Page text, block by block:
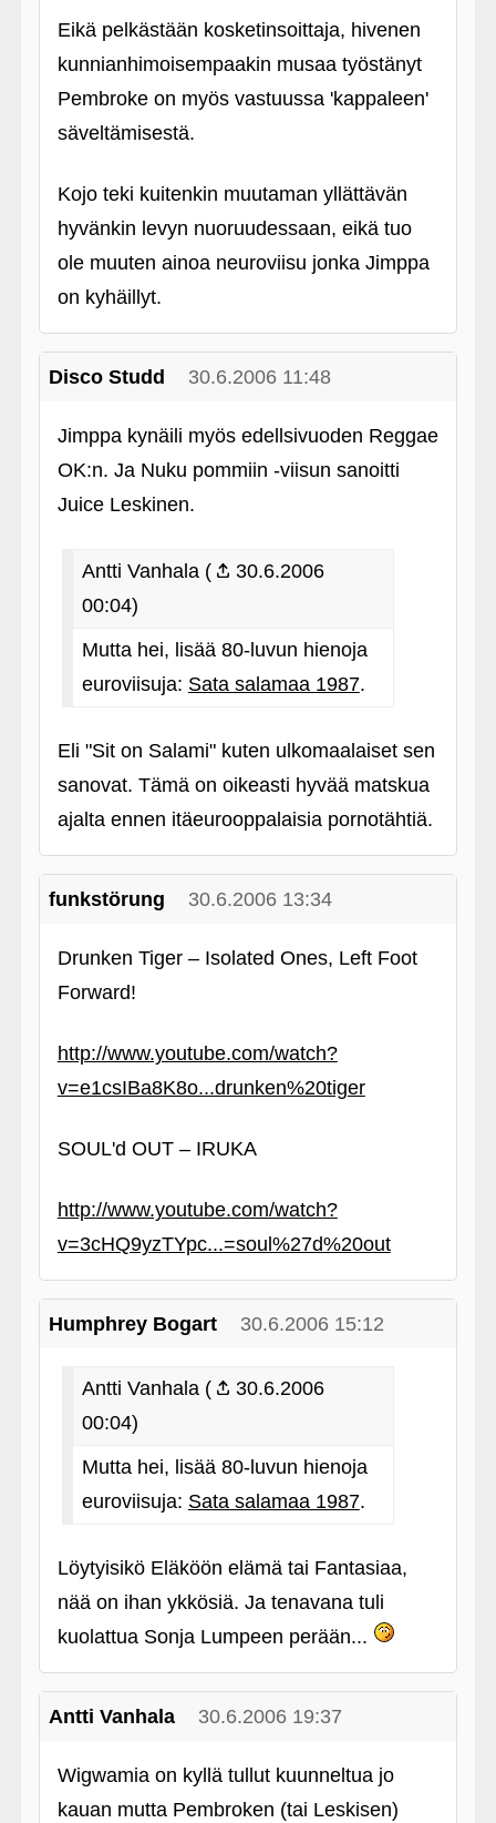
Eikä pelkästään kosketinsoittaja, hivenen
kunnianhimoisempaakin musaa työstänyt
Pembroke on myös vastuussa 'kappaleen'
säveltämisestä.
Kojo teki kuitenkin muutaman yllättävän
hyvänkin levyn nuoruudessaan, eikä tuo
ole muuten ainoa neuroviisu jonka Jimppa
on kyhäillyt.
Disco Studd 30.6.2006 11:48
Jimppa kynäili myös edellsivuoden Reggae
OK:n. Ja Nuku pommiin ‑viisun sanoitti
Juice Leskinen.
Antti Vanhala (
30.6.2006
00:04)
Mutta hei, lisää 80-luvun hienoja
euroviisuja: Sata salamaa 1987.
Eli "Sit on Salami" kuten ulkomaalaiset sen
sanovat. Tämä on oikeasti hyvää matskua
ajalta ennen itäeurooppalaisia pornotähtiä.
funkstörung 30.6.2006 13:34
Drunken Tiger – Isolated Ones, Left Foot
Forward!
http://www.youtube.com/watch?
v=e1csIBa8K8o...drunken%20tiger
SOUL'd OUT – IRUKA
http://www.youtube.com/watch?
v=3cHQ9yzTYpc...=soul%27d%20out
Humphrey Bogart 30.6.2006 15:12
Antti Vanhala (
30.6.2006
00:04)
Mutta hei, lisää 80-luvun hienoja
euroviisuja: Sata salamaa 1987.
Löytyisikö Eläköön elämä tai Fantasiaa,
nää on ihan ykkösiä. Ja tenavana tuli
kuolattua Sonja Lumpeen perään...
Antti Vanhala 30.6.2006 19:37
Wigwamia on kyllä tullut kuunneltua jo
kauan mutta Pembroken (tai Leskisen)